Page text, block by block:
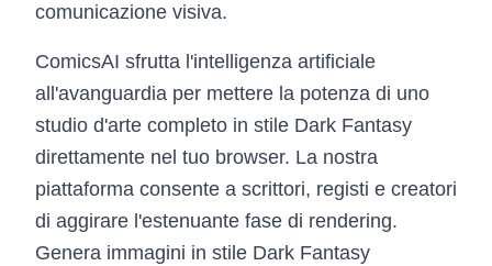
comunicazione visiva.
ComicsAI sfrutta l'intelligenza artificiale
all'avanguardia per mettere la potenza di uno
studio d'arte completo in stile Dark Fantasy
direttamente nel tuo browser. La nostra
piattaforma consente a scrittori, registi e creatori
di aggirare l'estenuante fase di rendering.
Genera immagini in stile Dark Fantasy